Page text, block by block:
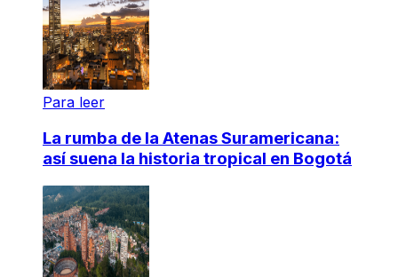
Para leer
La rumba de la Atenas Suramericana:
así suena la historia tropical en Bogotá